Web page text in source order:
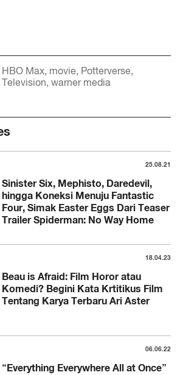
HBO Max movie Potterverse
Television warner media
25.08.21
Sinister Six, Mephisto, Daredevil,
hingga Koneksi Menuju Fantastic
Four, Simak Easter Eggs Dari Teaser
Trailer Spiderman: No Way Home
18.04.23
Beau is Afraid: Film Horor atau
Komedi? Begini Kata Krtitikus Film
Tentang Karya Terbaru Ari Aster
06.06.22
“Everything Everywhere All at Once”